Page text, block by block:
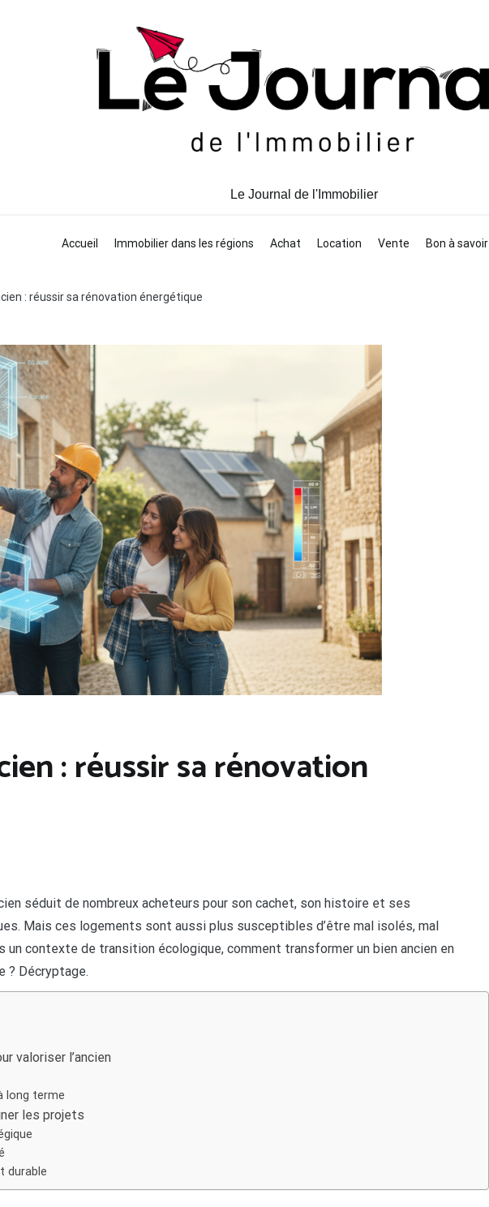
Le Journal de l'Immobilier
Accueil Immobilier dans les régions Achat Location Vente Bon à savoir
: réussir sa rénovation énergétique
: réussir sa rénovation
séduit de nombreux acheteurs pour son cachet, son histoire et ses
Mais ces logements sont aussi plus susceptibles d’être mal isolés, mal
un contexte de transition écologique, comment transformer un bien ancien en
? Décryptage.
valoriser l’ancien
long terme
les projets
durable